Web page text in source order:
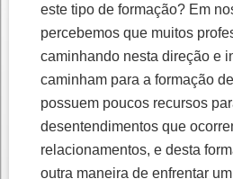
este tipo de formação? Em
percebemos que muitos
caminhando nesta direção e
caminham para a formação
possuem poucos recursos
desentendimentos que
relacionamentos, e desta
outra maneira de enfrentar